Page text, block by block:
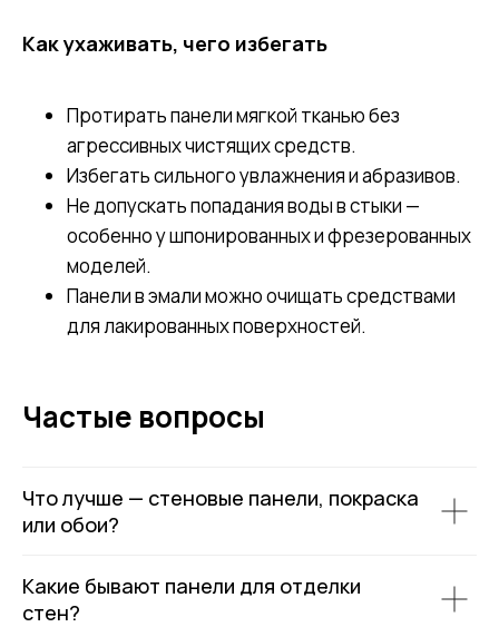
Как ухаживать, чего избегать
Протирать панели мягкой тканью без
агрессивных чистящих средств.
Избегать сильного увлажнения и абразивов.
Не допускать попадания воды в стыки —
особенно у шпонированных и фрезерованных
моделей.
Панели в эмали можно очищать средствами
для лакированных поверхностей.
Частые вопросы
Что лучше — стеновые панели, покраска
или обои?
Какие бывают панели для отделки
стен?